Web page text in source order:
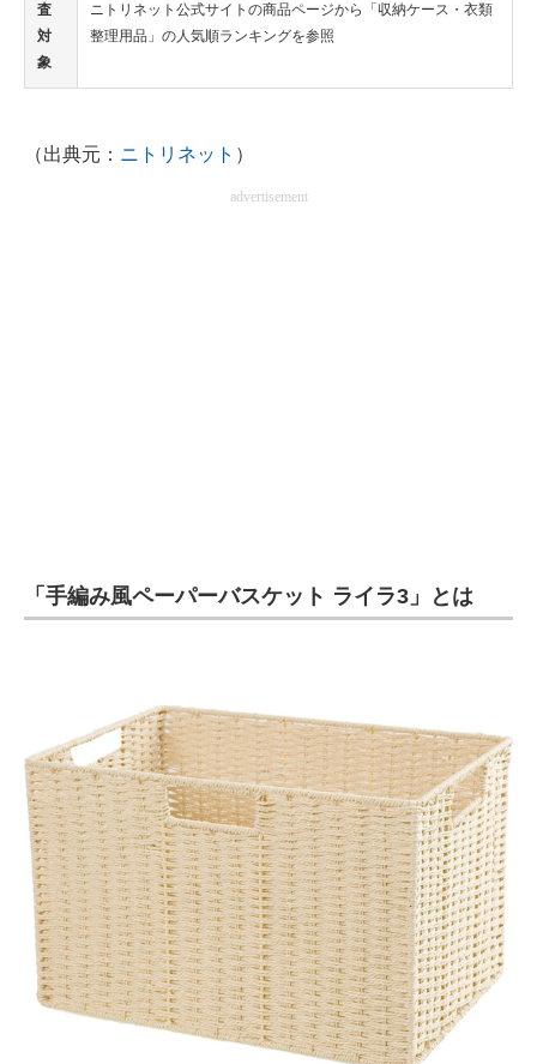
査
対
象
ニトリネット公式サイトの商品ページから「収納ケース・衣類
整理用品」の人気順ランキングを参照
（出典元： ニトリネット ）
advertisement
「手編み風ペーパーバスケット ライラ3」とは